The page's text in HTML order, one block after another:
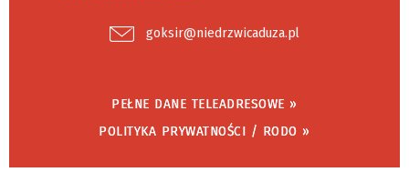
goksir@niedrzwicaduza.pl
PEŁNE DANE TELEADRESOWE »
POLITYKA PRYWATNOŚCI / RODO »